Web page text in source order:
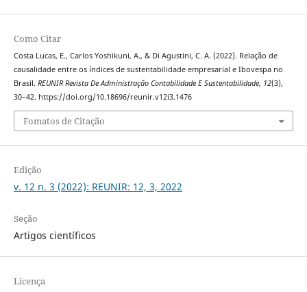
Como Citar
Costa Lucas, E., Carlos Yoshikuni, A., & Di Agustini, C. A. (2022). Relação de
causalidade entre os índices de sustentabilidade empresarial e Ibovespa no
Brasil. REUNIR Revista De Administração Contabilidade E Sustentabilidade, 12(3),
30–42. https://doi.org/10.18696/reunir.v12i3.1476
Fomatos de Citação
Edição
v. 12 n. 3 (2022): REUNIR: 12, 3, 2022
Seção
Artigos científicos
Licença